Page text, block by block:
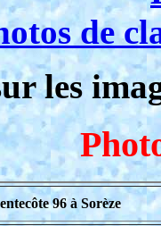
de
les
96 à Sorèze